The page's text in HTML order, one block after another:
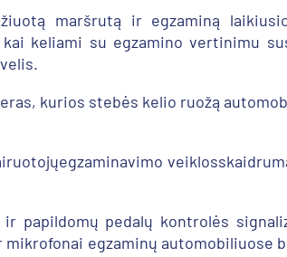
maršrutą ir egzaminą
keliami su egzamino vertinimu
kurios stebės kelio ruožą
papildomų pedalų kontrolės
egzaminų automobiliuose